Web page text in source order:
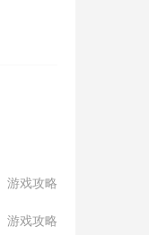
游戏攻略
游戏攻略